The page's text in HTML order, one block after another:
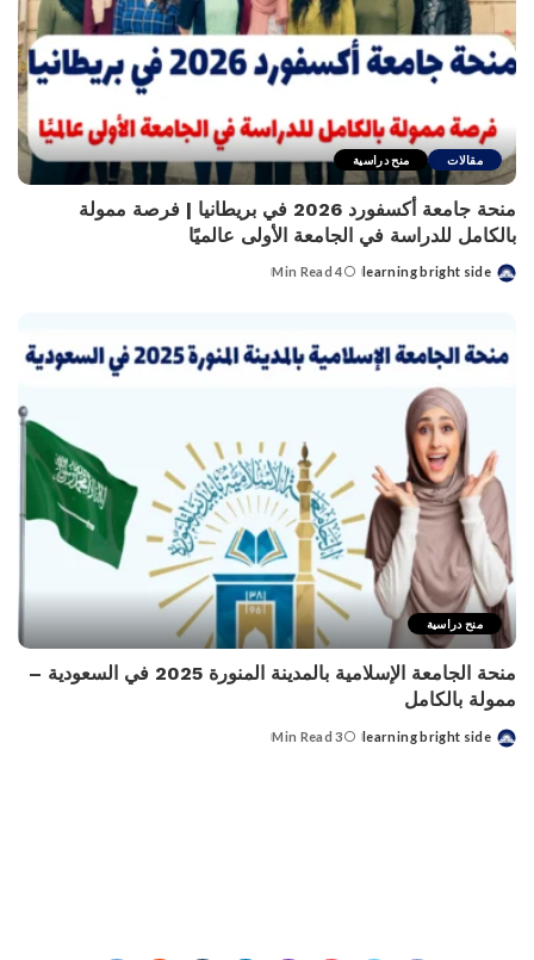
مقالات منح دراسية
منحة جامعة أكسفورد 2026 في بريطانيا | فرصة ممولة
بالكامل للدراسة في الجامعة الأولى عالميًا
Posted
learning bright side
4 Min Read
منح دراسية
منحة الجامعة الإسلامية بالمدينة المنورة 2025 في السعودية –
ممولة بالكامل
Posted
learning bright side
3 Min Read